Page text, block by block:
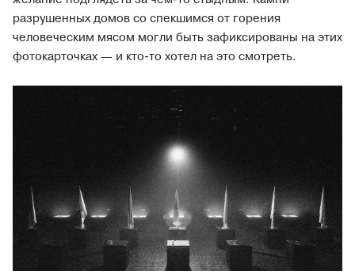
разрушенных домов со спекшимся от горения
человеческим мясом могли быть зафиксированы на этих
фотокарточках — и кто-то хотел на это смотреть.